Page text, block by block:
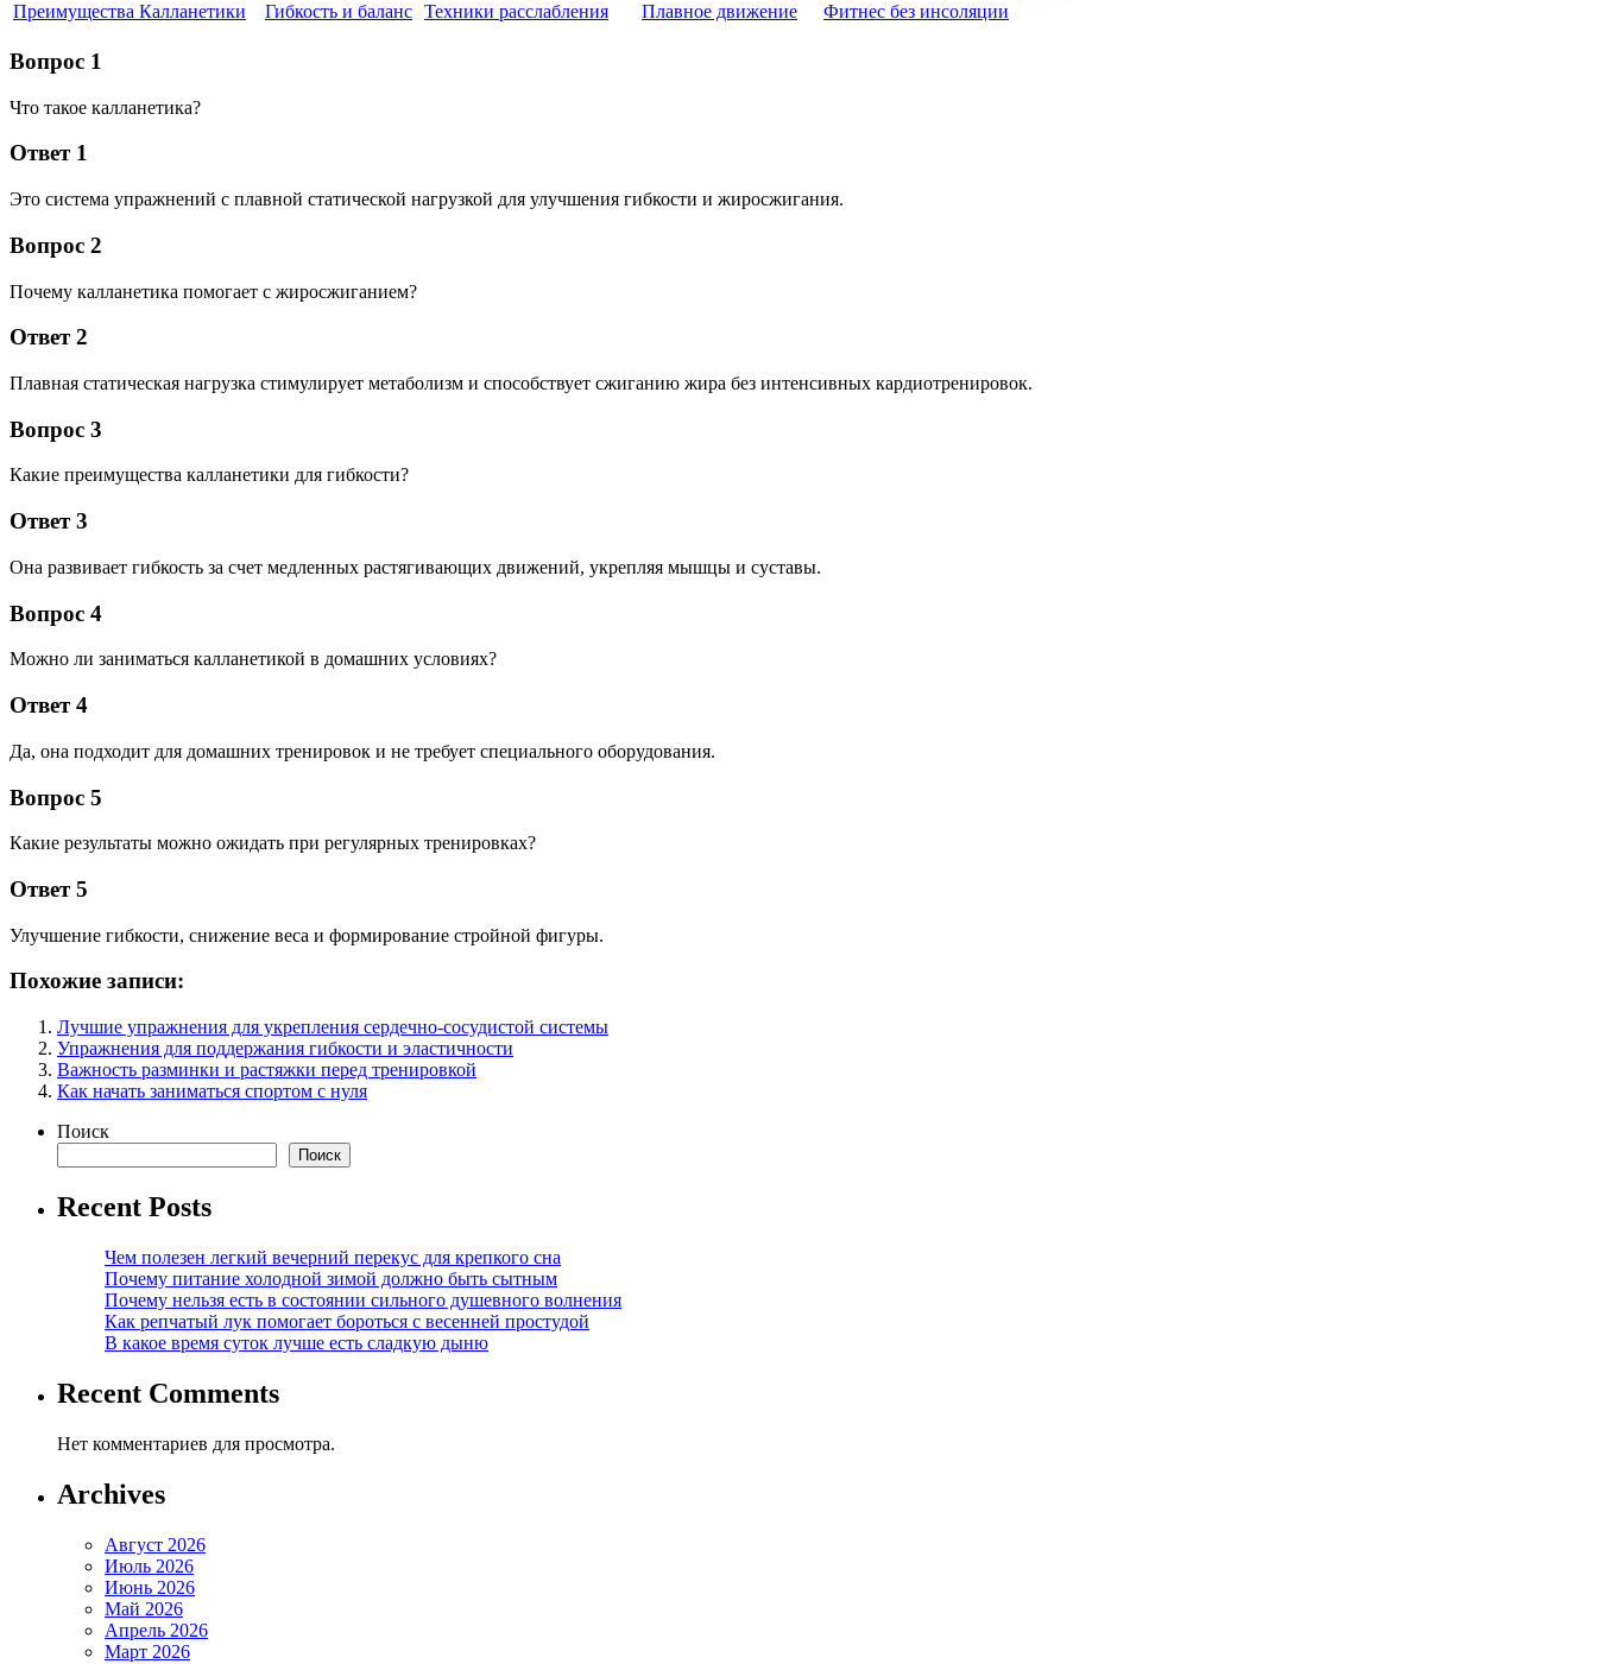
Преимущества Калланетики
Гибкость и баланс Техники расслабления Плавное движение Фитнес без инсоляции
Вопрос 1
Что такое калланетика?
Ответ 1
Это система упражнений с плавной статической нагрузкой для улучшения гибкости и жиросжигания.
Вопрос 2
Почему калланетика помогает с жиросжиганием?
Ответ 2
Плавная статическая нагрузка стимулирует метаболизм и способствует сжиганию жира без интенсивных кардиотренировок.
Вопрос 3
Какие преимущества калланетики для гибкости?
Ответ 3
Она развивает гибкость за счет медленных растягивающих движений, укрепляя мышцы и суставы.
Вопрос 4
Можно ли заниматься калланетикой в домашних условиях?
Ответ 4
Да, она подходит для домашних тренировок и не требует специального оборудования.
Вопрос 5
Какие результаты можно ожидать при регулярных тренировках?
Ответ 5
Улучшение гибкости, снижение веса и формирование стройной фигуры.
Похожие записи:
Лучшие упражнения для укрепления сердечно-сосудистой системы
Упражнения для поддержания гибкости и эластичности
Важность разминки и растяжки перед тренировкой
Как начать заниматься спортом с нуля
Поиск
Поиск
Recent Posts
Чем полезен легкий вечерний перекус для крепкого сна
Почему питание холодной зимой должно быть сытным
Почему нельзя есть в состоянии сильного душевного волнения
Как репчатый лук помогает бороться с весенней простудой
В какое время суток лучше есть сладкую дыню
Recent Comments
Нет комментариев для просмотра.
Archives
Август 2026
Июль 2026
Июнь 2026
Май 2026
Апрель 2026
Март 2026